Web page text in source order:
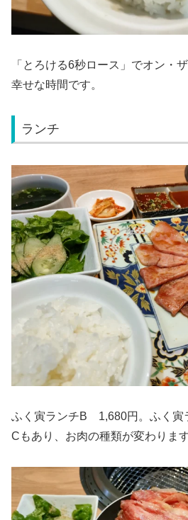
「とろける6秒ロース」でオン・ザ
幸せな時間です。
ランチ
ふく寅ランチB 1,680円。ふく寅
Cもあり、お肉の種類が変わります